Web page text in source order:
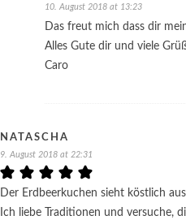
10. August 2018 at 13:23
Das freut mich dass dir
Alles Gute dir und viele
Caro
NATASCHA
9. August 2018 at 22:31
Der Erdbeerkuchen sieht köstlich
Ich liebe Traditionen und versuche,